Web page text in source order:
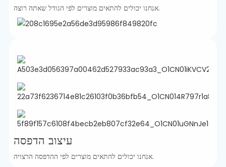
אנחנו יכולים להתאים מוצרים לפי הגודל שאתה רוצה.
עיצוב הדפסה
אנחנו יכולים להתאים מוצרים לפי ההדפסה הרצויה.